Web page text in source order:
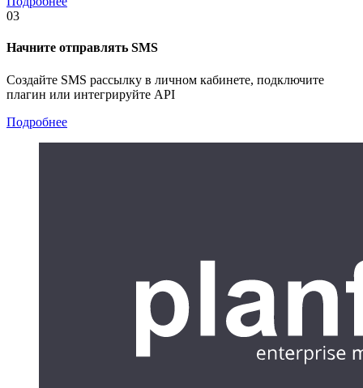
03
Начните отправлять SMS
Создайте SMS рассылку в личном кабинете, подключите
плагин или интегрируйте API
Подробнее